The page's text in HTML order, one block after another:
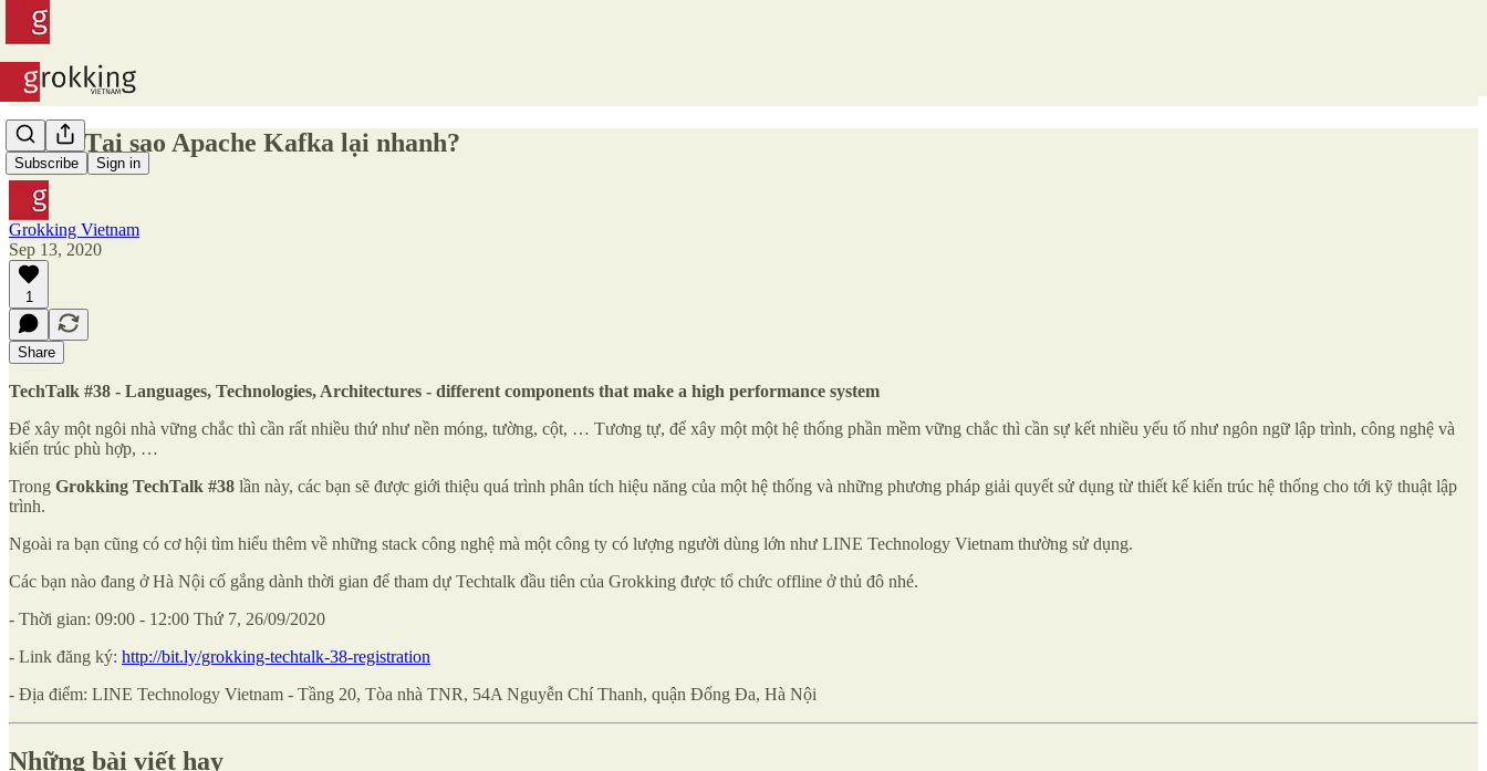
Subscribe Sign in
#138 - Tại sao Apache Kafka lại nhanh?
Grokking Vietnam
Sep 13, 2020
1
Share
TechTalk #38 - Languages, Technologies, Architectures - different components that make a high performance system
Để xây một ngôi nhà vững chắc thì cần rất nhiều thứ như nền móng, tường, cột, … Tương tự, để xây một một hệ thống phần mềm vững chắc thì cần sự kết nhiều yếu tố như ngôn ngữ lập trình, công nghệ và
kiến trúc phù hợp, …
Trong Grokking TechTalk #38 lần này, các bạn sẽ được giới thiệu quá trình phân tích hiệu năng của một hệ thống và những phương pháp giải quyết sử dụng từ thiết kế kiến trúc hệ thống cho tới kỹ thuật lập
trình.
Ngoài ra bạn cũng có cơ hội tìm hiểu thêm về những stack công nghệ mà một công ty có lượng người dùng lớn như LINE Technology Vietnam thường sử dụng.
Các bạn nào đang ở Hà Nội cố gắng dành thời gian để tham dự Techtalk đầu tiên của Grokking được tổ chức offline ở thủ đô nhé.
- Thời gian: 09:00 - 12:00 Thứ 7, 26/09/2020
- Link đăng ký: http://bit.ly/grokking-techtalk-38-registration
- Địa điểm: LINE Technology Vietnam - Tầng 20, Tòa nhà TNR, 54A Nguyễn Chí Thanh, quận Đống Đa, Hà Nội
Những bài viết hay